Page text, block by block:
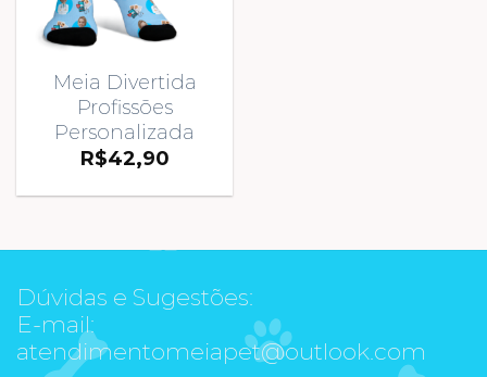
Meia Divertida
Profissões
Personalizada
R$42,90
Dúvidas e Sugestões:
E-mail:
atendimentomeiapet@outlook.com